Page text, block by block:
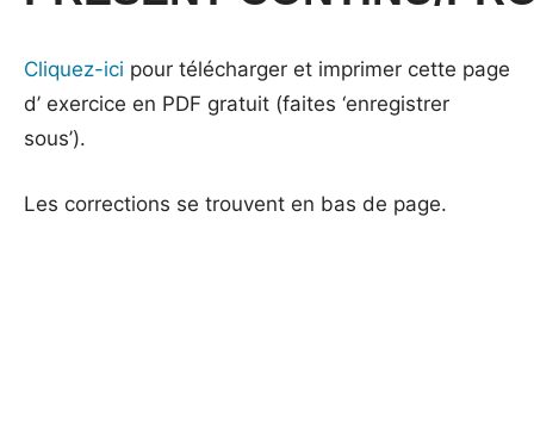
Cliquez-ici pour télécharger et imprimer cette page
d’ exercice en PDF gratuit (faites ‘enregistrer
sous’).
Les corrections se trouvent en bas de page.